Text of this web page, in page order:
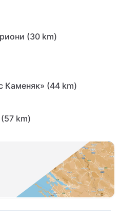
(30 km)
(44 km)
km)